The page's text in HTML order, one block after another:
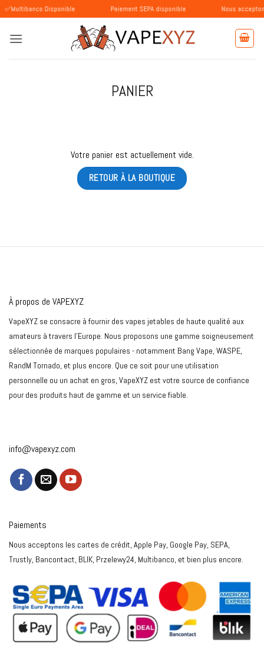
Passer
au
contenu
Disponible Paiement SEPA disponible Nous acceptons les
PANIER
Votre panier est actuellement vide.
RETOUR À LA BOUTIQUE
À propos de VAPEXYZ
VapeXYZ se consacre à fournir des vapes jetables de haute qualité aux
amateurs à travers l'Europe. Nous proposons une gamme soigneusement
sélectionnée de marques populaires - notamment Bang Vape, WASPE,
RandM Tornado, et plus encore. Que ce soit pour une utilisation
personnelle ou un achat en gros, VapeXYZ est votre source de confiance
pour des produits haut de gamme et un service fiable.
info@vapexyz.com
Paiements
Nous acceptons les cartes de crédit, Apple Pay, Google Pay, SEPA,
Trustly, Bancontact, BLIK, Przelewy24, Multibanco, et bien plus encore.